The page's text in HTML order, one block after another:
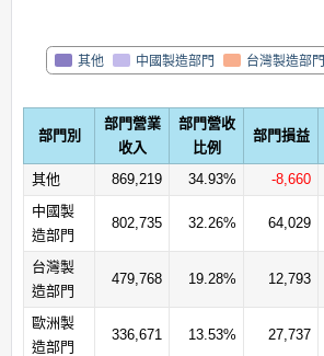
其他 中國製造部門 台灣製造部門
部門別
部門營業
收入
部門營收
比例
部門損益
其他
869,219 34.93% -8,660
中國製
造部門
802,735 32.26% 64,029
台灣製
造部門
479,768 19.28% 12,793
歐洲製
造部門
336,671 13.53% 27,737